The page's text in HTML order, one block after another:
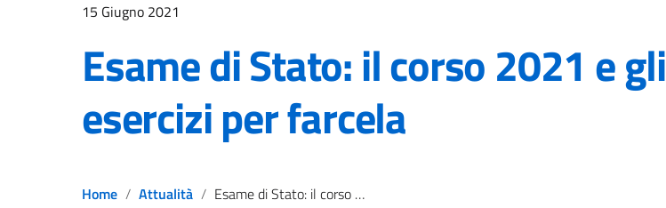
15 Giugno 2021
Esame di Stato: il corso 2021 e gli
esercizi per farcela
Home Attualità Esame di Stato: il corso 2021 e gli esercizi per farcela